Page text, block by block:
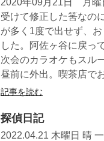
2020年09月21日 月曜
受けて修正した筈なの
が多く1度で出せず、
した。阿佐ヶ谷に戻っ
次会のカラオケもスル
昼前に外出。喫茶店で
記事を読む
探偵日記
2022.04.21 木曜日 晴